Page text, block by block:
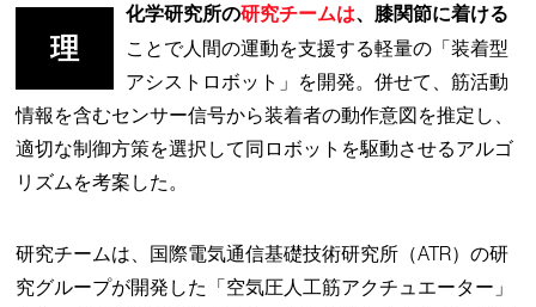
理
化学研究所の研究チームは、膝関節に着ける
ことで人間の運動を支援する軽量の「装着型
アシストロボット」を開発。併せて、筋活動
情報を含むセンサー信号から装着者の動作意図を推定し、
適切な制御方策を選択して同ロボットを駆動させるアルゴ
リズムを考案した。
研究チームは、国際電気通信基礎技術研究所（ATR）の研
究グループが開発した「空気圧人工筋アクチュエーター」